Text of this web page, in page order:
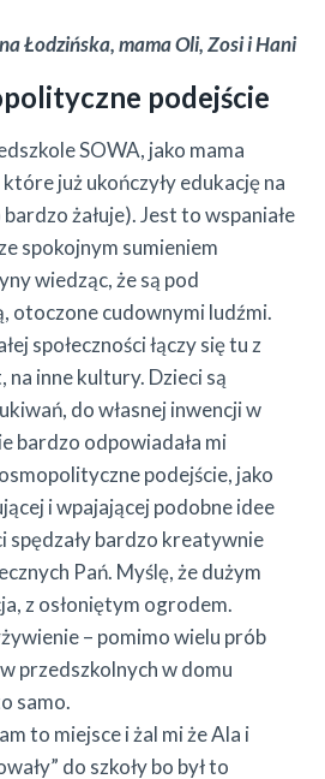
Łodzińska, mama Oli, Zosi i Hani
podejście
SOWA, jako mama
już ukończyły edukację na
żałuje). Jest to wspaniałe
spokojnym sumieniem
wiedząc, że są pod
otoczone cudownymi ludźmi.
społeczności łączy się tu z
inne kultury. Dzieci są
do własnej inwencji w
bardzo odpowiadała mi
podejście, jako
i wpajającej podobne idee
spędzały bardzo kreatywnie
Pań. Myślę, że dużym
z osłoniętym ogrodem.
– pomimo wielu prób
przedszkolnych w domu
samo.
to miejsce i żal mi że Ala i
do szkoły bo był to